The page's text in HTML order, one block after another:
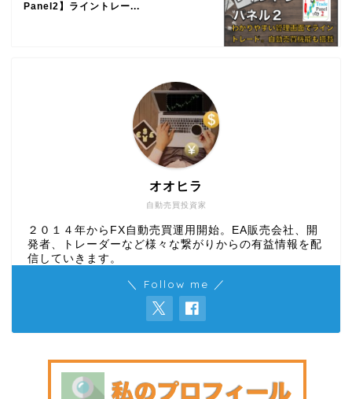
Panel2】ライントレー...
自動売買投資家
オオヒラ
２０１４年からFX自動売買運用開始。EA販売会社、開
発者、トレーダーなど様々な繋がりからの有益情報を配
信していきます。
＼ Follow me ／